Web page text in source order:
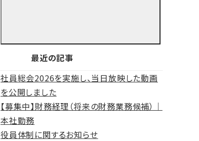
最近の記事
社員総会2026を実施し、当日放映した動画
を公開しました
【募集中】財務経理（将来の財務業務候補）｜
本社勤務
役員体制に関するお知らせ